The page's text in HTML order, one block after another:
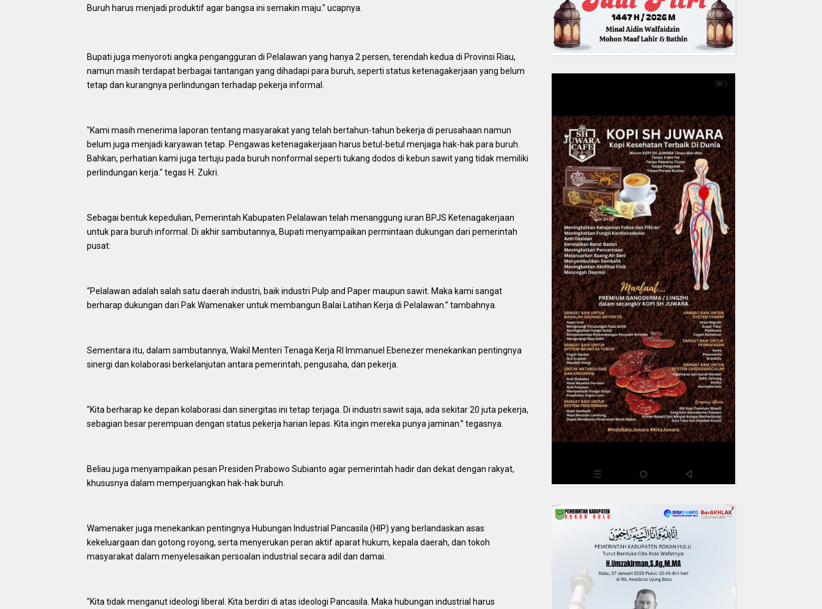
Buruh harus menjadi produktif agar bangsa ini semakin maju." ucapnya.
Bupati juga menyoroti angka pengangguran di Pelalawan yang hanya 2 persen, terendah kedua di Provinsi Riau,
namun masih terdapat berbagai tantangan yang dihadapi para buruh, seperti status ketenagakerjaan yang belum
tetap dan kurangnya perlindungan terhadap pekerja informal.
"Kami masih menerima laporan tentang masyarakat yang telah bertahun-tahun bekerja di perusahaan namun
belum juga menjadi karyawan tetap. Pengawas ketenagakerjaan harus betul-betul menjaga hak-hak para buruh.
Bahkan, perhatian kami juga tertuju pada buruh nonformal seperti tukang dodos di kebun sawit yang tidak memiliki
perlindungan kerja." tegas H. Zukri.
Sebagai bentuk kepedulian, Pemerintah Kabupaten Pelalawan telah menanggung iuran BPJS Ketenagakerjaan
untuk para buruh informal. Di akhir sambutannya, Bupati menyampaikan permintaan dukungan dari pemerintah
pusat:
“Pelalawan adalah salah satu daerah industri, baik industri Pulp and Paper maupun sawit. Maka kami sangat
berharap dukungan dari Pak Wamenaker untuk membangun Balai Latihan Kerja di Pelalawan.” tambahnya.
Sementara itu, dalam sambutannya, Wakil Menteri Tenaga Kerja RI Immanuel Ebenezer menekankan pentingnya
sinergi dan kolaborasi berkelanjutan antara pemerintah, pengusaha, dan pekerja.
"Kita berharap ke depan kolaborasi dan sinergitas ini tetap terjaga. Di industri sawit saja, ada sekitar 20 juta pekerja,
sebagian besar perempuan dengan status pekerja harian lepas. Kita ingin mereka punya jaminan.” tegasnya.
Beliau juga menyampaikan pesan Presiden Prabowo Subianto agar pemerintah hadir dan dekat dengan rakyat,
khususnya dalam memperjuangkan hak-hak buruh.
Wamenaker juga menekankan pentingnya Hubungan Industrial Pancasila (HIP) yang berlandaskan asas
kekeluargaan dan gotong royong, serta menyerukan peran aktif aparat hukum, kepala daerah, dan tokoh
masyarakat dalam menyelesaikan persoalan industrial secara adil dan damai.
"Kita tidak menganut ideologi liberal. Kita berdiri di atas ideologi Pancasila. Maka hubungan industrial harus